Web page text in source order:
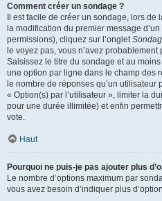
Comment créer un sondage ?
Il est facile de créer un sondage, lors de
la modification du premier message
permissions), cliquez sur l’onglet
le voyez pas, vous n’avez
Saisissez le titre du sondage et au
une option par ligne dans le champ des
le nombre de réponses qu’un utilisateur
« Option(s) par l’utilisateur », limiter la
pour une durée illimitée) et enfin
vote.
Haut
Pourquoi ne puis-je pas ajouter plus
Le nombre d’options maximum par
vous avez besoin d’indiquer plus